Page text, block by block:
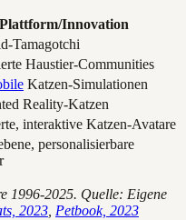
Plattform/Innovation
Tamagotchi
Haustier-Communities
Katzen-Simulationen
Reality-Katzen
interaktive Katzen-Avatare
personalisierbare
1996-2025. Quelle: Eigene
2023 Petbook, 2023